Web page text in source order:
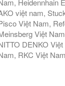
Heidennhain
việt nam,
Việt Nam,
Việt
DENKO
RKC Việt